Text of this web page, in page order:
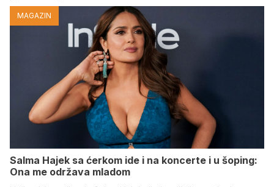
MAGAZIN
Salma Hajek sa ćerkom ide i na koncerte i u šoping:
Ona me održava mladom